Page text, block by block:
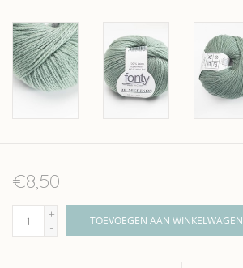
€8,50
+
-
TOEVOEGEN AAN WINKELWAGEN